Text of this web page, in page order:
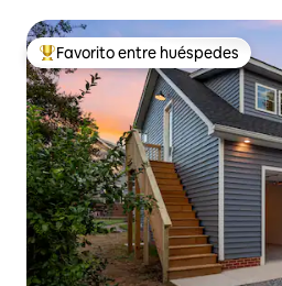
Favorito entre huéspedes preferido
Favorito entre huéspedes